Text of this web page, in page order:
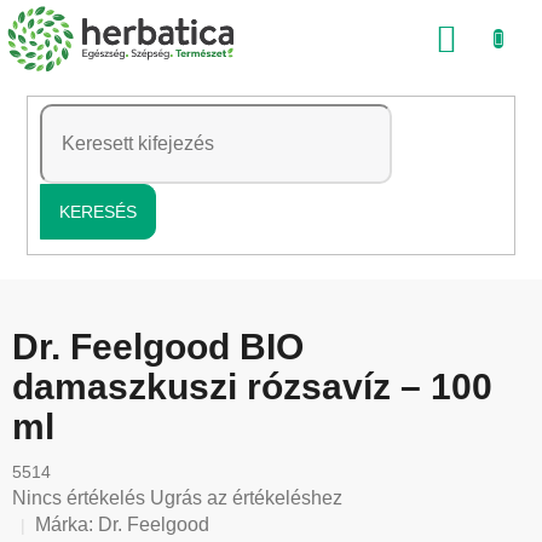
Ugrás
a
tartalomhoz
KERESÉS
Dr. Feelgood BIO
damaszkuszi rózsavíz – 100
ml
5514
A
termék
Nincs értékelés Ugrás az értékeléshez
Márka: Dr. Feelgood